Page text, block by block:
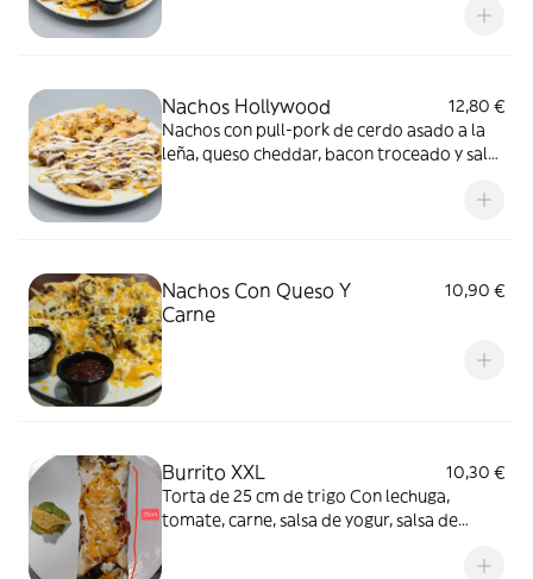
Nachos Hollywood
12,80 €
Nachos con pull-pork de cerdo asado a la
leña, queso cheddar, bacon troceado y salsa
Nachos Con Queso Y
Carne
10,90 €
Burrito XXL
10,30 €
Torta de 25 cm de trigo Con lechuga,
tomate, carne, salsa de yogur, salsa de
cheddar. En caso de convertirla en MENÚ,